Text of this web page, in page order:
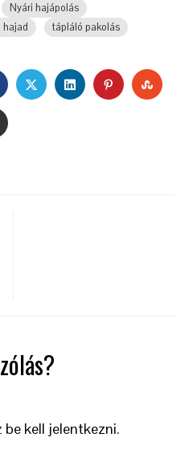
Nyári hajápolás
hajad tápláló pakolás
FACEBOOKTWITTERLINKEDIN
A
be kell jelentkezni.